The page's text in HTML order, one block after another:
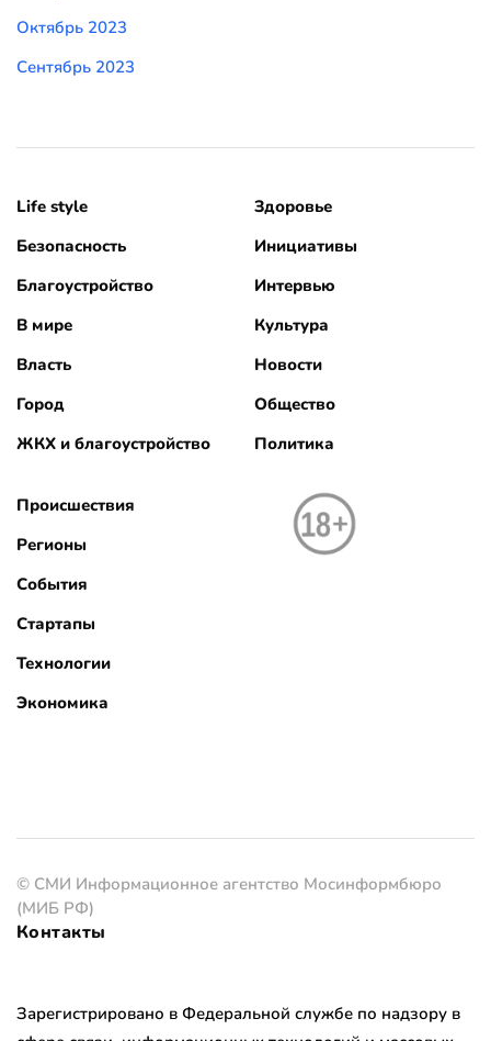
Октябрь 2023
Сентябрь 2023
Life style
Безопасность
Благоустройство
В мире
Власть
Город
ЖКХ и благоустройство
Здоровье
Инициативы
Интервью
Культура
Новости
Общество
Политика
Происшествия
Регионы
События
Стартапы
Технологии
Экономика
© СМИ Информационное агентство Мосинформбюро
(МИБ РФ)
Контакты
Зарегистрировано в Федеральной службе по надзору в